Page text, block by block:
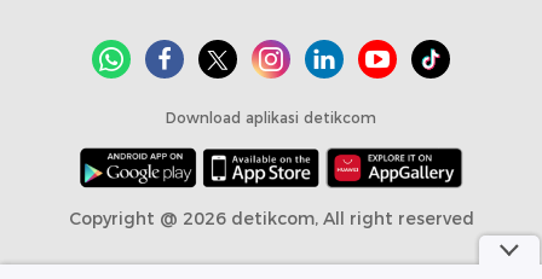
Download aplikasi detikcom
Copyright @ 2026 detikcom, All right reserved